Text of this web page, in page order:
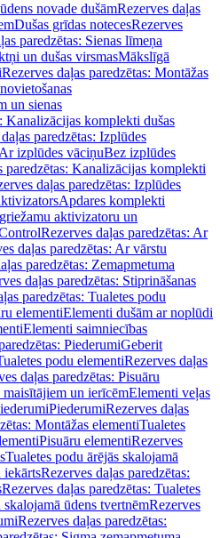
novade dušāmRezerves daļas
Dušas grīdas notecesRezerves
paredzētas: Sienas līmeņa
un dušas virsmasMākslīgā
Rezerves daļas paredzētas: Montāžas
un sienas
Kanalizācijas komplekti dušas
paredzētas: Izplūdes
izplūdes vāciņuBez izplūdes
paredzētas: Kanalizācijas komplekti
daļas paredzētas: Izplūdes
Apdares komplekti
aktivizatoru un
Rezerves daļas paredzētas: Ar
daļas paredzētas: Ar vārstu
paredzētas: Zemapmetuma
daļas paredzētas: Stiprināšanas
paredzētas: Tualetes podu
elementiElementi dušām ar noplūdi
Elementi saimniecības
PiederumiGeberit
podu elementiRezerves daļas
daļas paredzētas: Pisuāru
maisītājiem un ierīcēmElementi veļas
PiederumiRezerves daļas
Montāžas elementiTualetes
Pisuāru elementiRezerves
Tualetes podu ārējās skalojamā
iekārtsRezerves daļas paredzētas:
Rezerves daļas paredzētas: Tualetes
ūdens tvertnēmRezerves
Rezerves daļas paredzētas: